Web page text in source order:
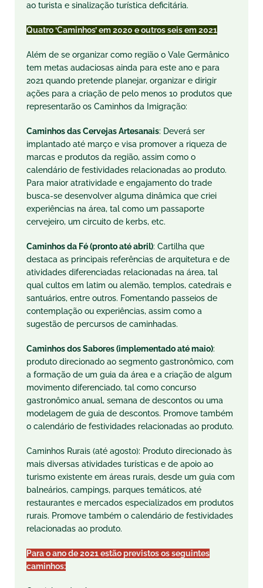
ao turista e sinalização turística deficitária.
Quatro ‘Caminhos’ em 2020 e outros seis em 2021
Além de se organizar como região o Vale Germânico
tem metas audaciosas ainda para este ano e para
2021 quando pretende planejar, organizar e dirigir
ações para a criação de pelo menos 10 produtos que
representarão os Caminhos da Imigração:
Caminhos das Cervejas Artesanais: Deverá ser
implantado até março e visa promover a riqueza de
marcas e produtos da região, assim como o
calendário de festividades relacionadas ao produto.
Para maior atratividade e engajamento do trade
busca-se desenvolver alguma dinâmica que criei
experiências na área, tal como um passaporte
cervejeiro, um circuito de kerbs, etc.
Caminhos da Fé (pronto até abril): Cartilha que
destaca as principais referências de arquitetura e de
atividades diferenciadas relacionadas na área, tal
qual cultos em latim ou alemão, templos, catedrais e
santuários, entre outros. Fomentando passeios de
contemplação ou experiências, assim como a
sugestão de percursos de caminhadas.
Caminhos dos Sabores (implementado até maio):
produto direcionado ao segmento gastronômico, com
a formação de um guia da área e a criação de algum
movimento diferenciado, tal como concurso
gastronômico anual, semana de descontos ou uma
modelagem de guia de descontos. Promove também
o calendário de festividades relacionadas ao produto.
Caminhos Rurais (até agosto): Produto direcionado às
mais diversas atividades turísticas e de apoio ao
turismo existente em áreas rurais, desde um guia com
balneários, campings, parques temáticos, até
restaurantes e mercados especializados em produtos
rurais. Promove também o calendário de festividades
relacionadas ao produto.
Para o ano de 2021 estão previstos os seguintes
caminhos: